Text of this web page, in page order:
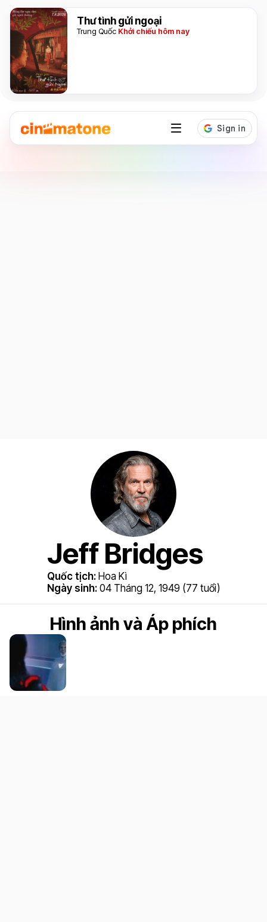
Thư tình gửi ngoại
Trung Quốc Khởi chiếu hôm nay
Jeff Bridges
Quốc tịch: Hoa Kì
Ngày sinh: 04 Tháng 12, 1949 (77 tuổi)
Hình ảnh và Áp phích